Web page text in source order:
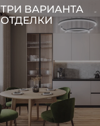
ТРИ ВАРИАНТА
ОТДЕЛКИ